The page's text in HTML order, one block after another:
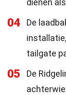
dienen
04
De
tailgate
05
De